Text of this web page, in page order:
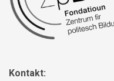
Kontakt: